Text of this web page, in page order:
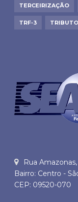
TERCEIRIZAÇÃO
TRF-3
Rua Amazonas,
Bairro: Centro -
CEP: 09520-070